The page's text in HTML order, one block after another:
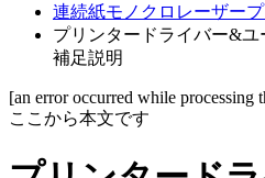
連続紙モノクロレーザー
プリンタードライバー&
補足説明
[an error occurred while processing
ここから本文です